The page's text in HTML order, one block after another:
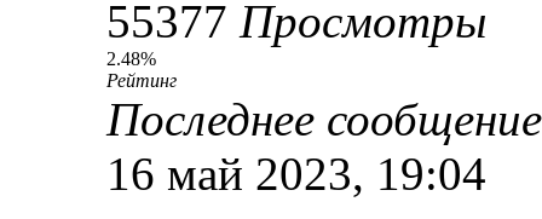
55377 Просмотры
2.48%
Рейтинг
Последнее
16 май 2023, 19:04